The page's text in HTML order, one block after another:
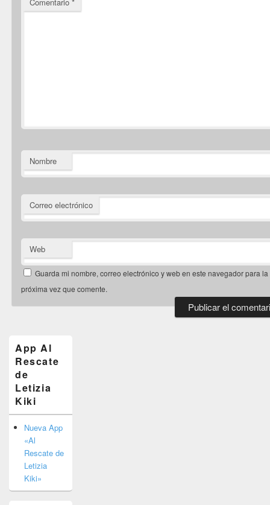
Nombre
Correo electrónico
Web
Guarda mi nombre, correo electrónico y web en este navegador para la
próxima vez que comente.
widget
barra
lateral
primaria
App Al
Rescate
de
Letizia
Kiki
Nueva App
«Al
Rescate de
Letizia
Kiki»